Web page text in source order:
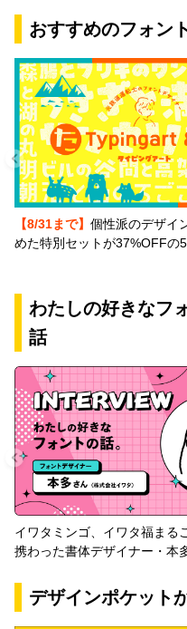
おすすめのフォン
【8/31まで】 個性派のデザイ
めた特別セットが37%OFFの
わたしの好きなフ
話
イワタミンゴ、イワタ福まる
携わった書体デザイナー・本
デザインポケット